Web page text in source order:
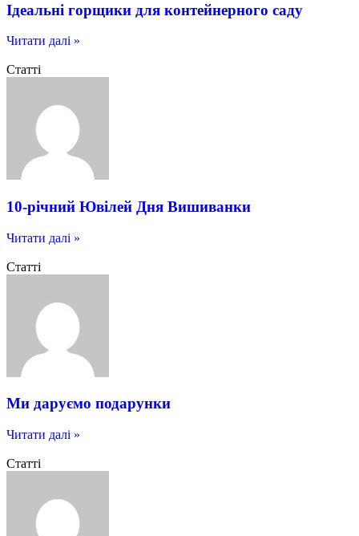
Ідеальні горщики для контейнерного саду
Читати далі »
Статті
10-річний Ювілей Дня Вишиванки
Читати далі »
Статті
Ми даруємо подарунки
Читати далі »
Статті